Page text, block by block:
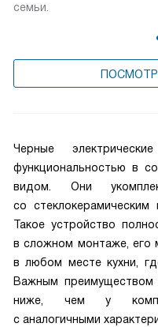
семьи.
Черные
функциональностью в
видом. Они
со
Такое устройство
в сложном монтаже, его
в любом месте кухни,
Важным
ниже, чем у
с аналогичными